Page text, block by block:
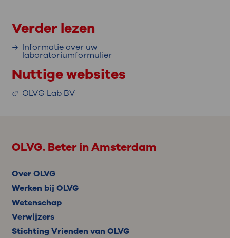
Verder lezen
Informatie over uw
laboratoriumformulier
Nuttige websites
OLVG Lab BV
OLVG. Beter in Amsterdam
Over OLVG
Werken bij OLVG
Wetenschap
Verwijzers
Stichting Vrienden van OLVG